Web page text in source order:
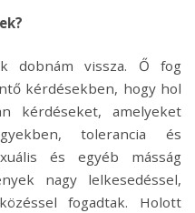
dobnám vissza. Ő fog
kérdésekben, hogy hol
kérdéseket, amelyeket
tolerancia és
és egyéb másság
nagy lelkesedéssel,
fogadtak. Holott